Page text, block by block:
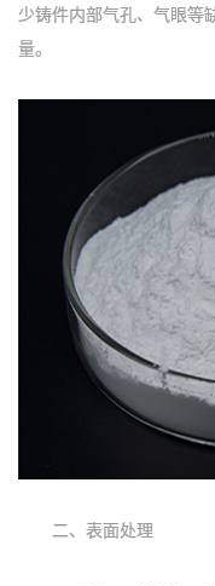
少铸件内部气孔、气眼等
量。
二、表面处理